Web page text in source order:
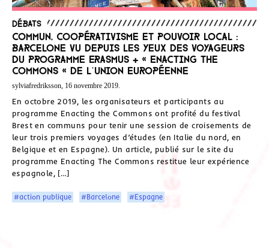
Débats
Commun, coopérativisme et pouvoir local :
Barcelone vu depuis les yeux des voyageurs
du programme Erasmus + « Enacting the
Commons « de l’Union Européenne
sylviafredriksson, 16 novembre 2019.
En octobre 2019, les organisateurs et participants au
programme Enacting the Commons ont profité du festival
Brest en communs pour tenir une session de croisements de
leur trois premiers voyages d’études (en Italie du nord, en
Belgique et en Espagne). Un article, publié sur le site du
programme Enacting The Commons restitue leur expérience
espagnole, […]
#action publique #Barcelone #Espagne